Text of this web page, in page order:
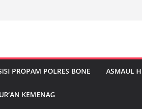
PROPAM POLRES BONE ASMAUL
KEMENAG